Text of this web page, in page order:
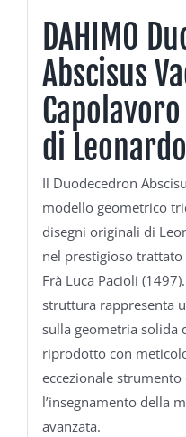
DAHIMO
Abscisus
di
Il Duodecedron
modello geometrico
disegni originali di
nel prestigioso trattato
Frà Luca Pacioli
struttura rappresenta
sulla geometria solida
riprodotto con
eccezionale
l’insegnamento della
avanzata.